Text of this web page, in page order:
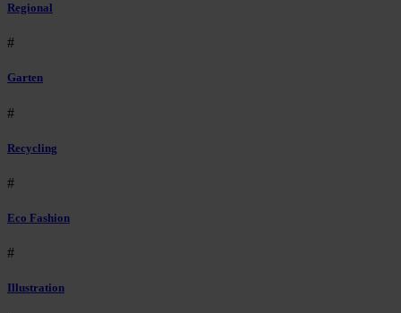
Regional
#
Garten
#
Recycling
#
Eco Fashion
#
Illustration